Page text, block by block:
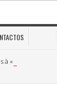
«Medicina